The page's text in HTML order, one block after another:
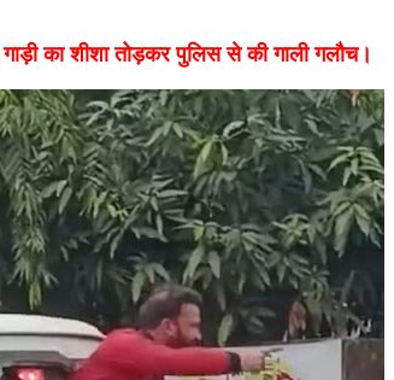
का शीशा तोड़कर पुलिस से की गाली गलौच।